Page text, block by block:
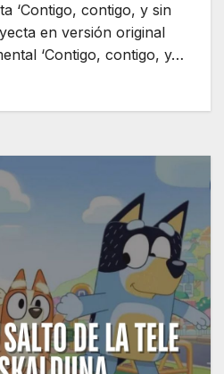
‘Contigo, contigo, y sin
en versión original
‘Contigo, contigo, y…